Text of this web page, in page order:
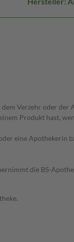
Verzehr oder
Produkt hast,
eine Apothekerin
die BS-